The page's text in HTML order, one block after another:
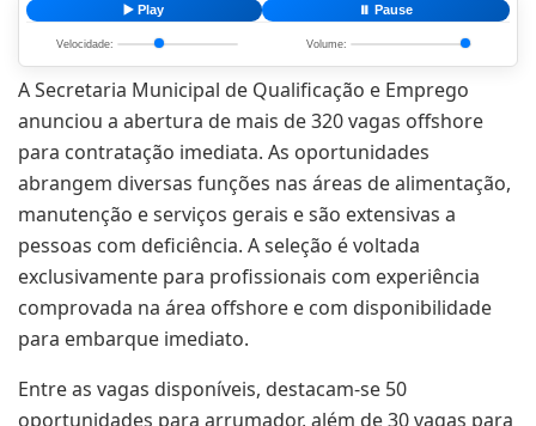
▶️ Play ⏸️ Pause
Velocidade: Volume:
A Secretaria Municipal de Qualificação e Emprego
anunciou a abertura de mais de 320 vagas offshore
para contratação imediata. As oportunidades
abrangem diversas funções nas áreas de alimentação,
manutenção e serviços gerais e são extensivas a
pessoas com deficiência. A seleção é voltada
exclusivamente para profissionais com experiência
comprovada na área offshore e com disponibilidade
para embarque imediato.
Entre as vagas disponíveis, destacam-se 50
oportunidades para arrumador, além de 30 vagas para